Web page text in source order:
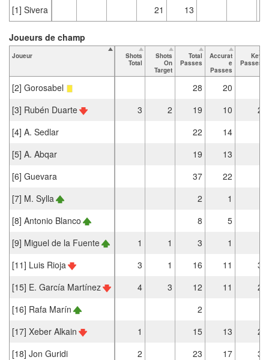
[1] Sivera 21 13
Joueur
Shots
Total
Shots
On
Target
Total
Passes
Accurat
e
Passes
Key
Passes
[2] Gorosabel 28
20
[3] Rubén Duarte
3 2 19 10
2
[4] A. Sedlar
22
14
[5] A. Abqar
19
13
[6] Guevara
37
22
[7] M. Sylla
2
1
[8] Antonio Blanco
8
5
[9] Miguel de la Fuente
1 1 3
1
[11] Luis Rioja
3 1 16 11
3
[15] E. García Martínez
4 3 12 11
2
[16] Rafa Marín
2
[17] Xeber Alkain
1 15 13
2
[18] Jon Guridi
2 23 17
3
Joueurs de champ